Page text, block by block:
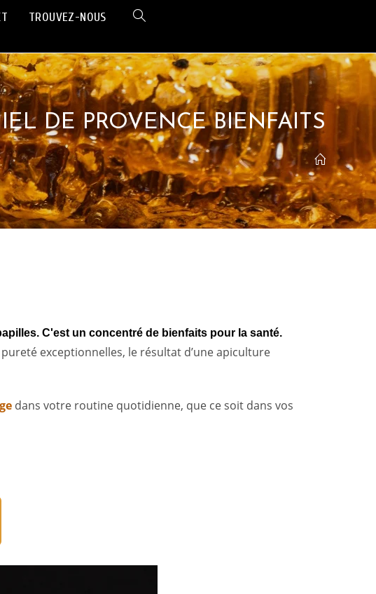
TROUVEZ-NOUS
DE PROVENCE BIENFAITS
C'est un concentré de bienfaits pour la santé.
exceptionnelles, le résultat d’une apiculture
dans votre routine quotidienne, que ce soit dans vos